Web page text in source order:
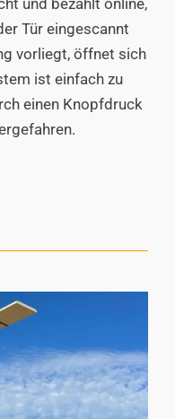
Tür eingescannt
vorliegt, öffnet sich
ist einfach zu
einen Knopfdruck